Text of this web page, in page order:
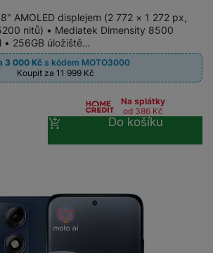
AMOLED displejem (2 772 × 1 272 px,
nitů) • Mediatek Dimensity 8500
• 256GB úložiště…
3 000Kč s kódem MOTO3000
Koupit za 11 999 Kč
Na splátky
od 386 Kč
Do košíku